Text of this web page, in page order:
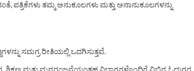
ಪತ್ರಿಕೆಗಳು ತಮ್ಮ ಅನುಕೂಲಗಳು ಮತ್ತು ಅನಾನುಕೂಲಗಳನ್ನು
ಸಮಗ್ರ ರೀತಿಯಲ್ಲಿ ಒದಗಿಸುತ್ತವೆ.
ಶಿಕ್ಷಣ ಮತ್ತು ಮನರಂಜನೆಯಂತಹ ವಿಭಾಗಗಳೊಂದಿಗೆ ವಿಭಿನ್ನ ಓದುಗರ